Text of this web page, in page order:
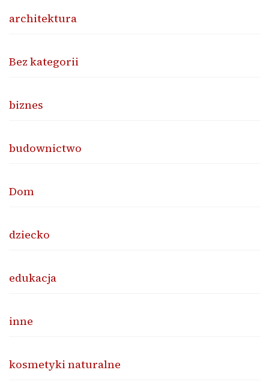
architektura
Bez kategorii
biznes
budownictwo
Dom
dziecko
edukacja
inne
kosmetyki naturalne